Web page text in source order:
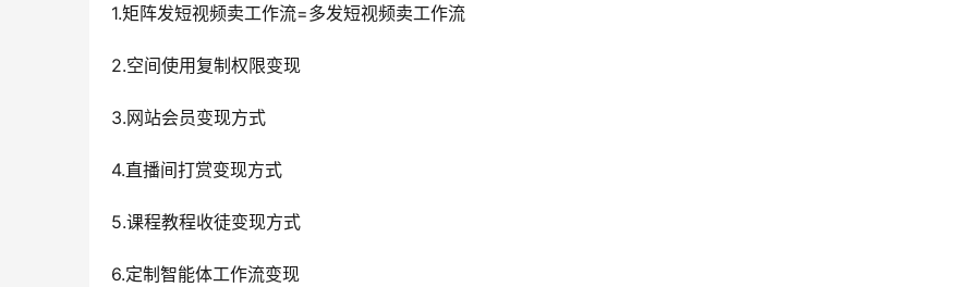
1.矩阵发短视频卖工作流=多发短视频卖工作流
2.空间使用复制权限变现
3.网站会员变现方式
4.直播间打赏变现方式
5.课程教程收徒变现方式
6.定制智能体工作流变现